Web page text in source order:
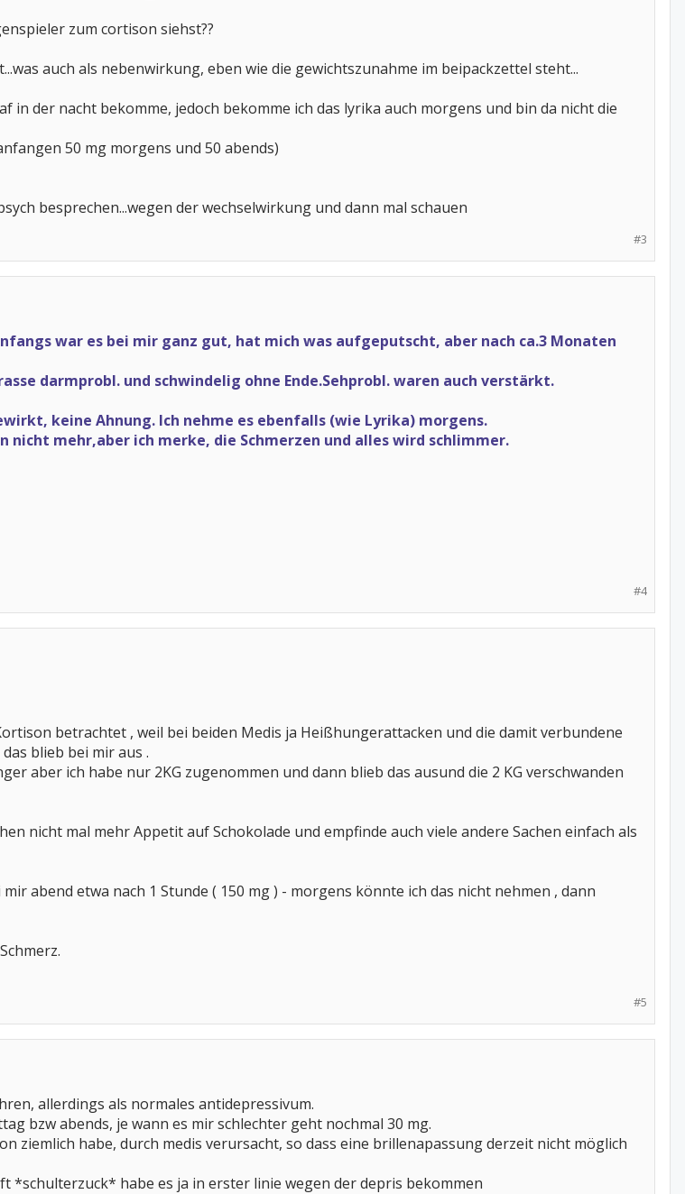
zum cortison siehst??
auch als nebenwirkung, eben wie die gewichtszunahme im beipackzettel steht...
in der nacht bekomme, jedoch bekomme ich das lyrika auch morgens und bin da nicht die
50 mg morgens und 50 abends)
besprechen...wegen der wechselwirkung und dann mal schauen
#3
war es bei mir ganz gut, hat mich was aufgeputscht, aber nach ca.3 Monaten
darmprobl. und schwindelig ohne Ende.Sehprobl. waren auch verstärkt.
keine Ahnung. Ich nehme es ebenfalls (wie Lyrika) morgens.
nicht mehr,aber ich merke, die Schmerzen und alles wird schlimmer.
#4
betrachtet , weil bei beiden Medis ja Heißhungerattacken und die damit verbundene
blieb bei mir aus .
aber ich habe nur 2KG zugenommen und dann blieb das ausund die 2 KG verschwanden
nicht mal mehr Appetit auf Schokolade und empfinde auch viele andere Sachen einfach als
abend etwa nach 1 Stunde ( 150 mg ) - morgens könnte ich das nicht nehmen , dann
#5
allerdings als normales antidepressivum.
bzw abends, je wann es mir schlechter geht nochmal 30 mg.
ziemlich habe, durch medis verursacht, so dass eine brillenapassung derzeit nicht möglich
*schulterzuck* habe es ja in erster linie wegen der depris bekommen